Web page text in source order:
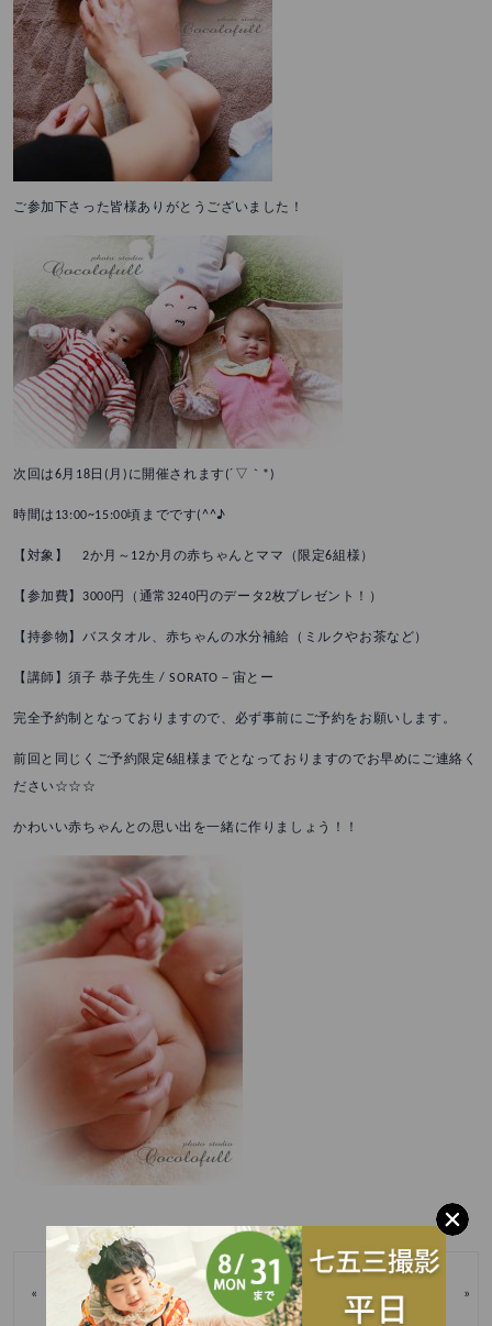
ご参加下さった皆様ありがとうございました！
次回は6月18日(月)に開催されます(´▽｀*)
時間は13:00~15:00頃までです(^^♪
【対象】 2か月～12か月の赤ちゃんとママ（限定6組様）
【参加費】3000円（通常3240円のデータ2枚プレゼント！）
【持参物】バスタオル、赤ちゃんの水分補給（ミルクやお茶など）
【講師】須子 恭子先生 / SORATO－宙とー
完全予約制となっておりますので、必ず事前にご予約をお願いします。
前回と同じくご予約限定6組様までとなっておりますのでお早めにご連絡く
ださい☆☆☆
かわいい赤ちゃんとの思い出を一緒に作りましょう！！
« モデル撮影のお知らせ☆彡
お誕生日おめでとうございま
す♡
»